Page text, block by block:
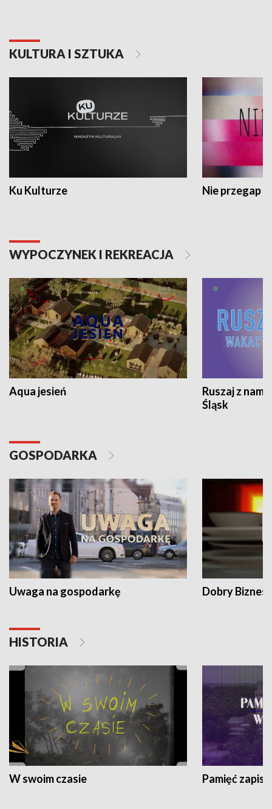
KULTURA I SZTUKA
Ku Kulturze Nie przegap
WYPOCZYNEK I REKREACJA
Aqua jesień
Ruszaj z
Śląsk
GOSPODARKA
Uwaga na gospodarkę Dobry Biznes
HISTORIA
W swoim czasie Pamięć